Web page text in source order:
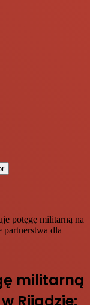
potęgę militarną na
dla
militarną